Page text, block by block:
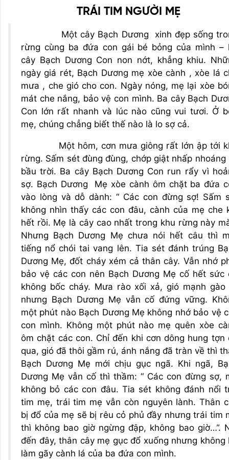
TRÁI TIM NGƯỜI MẸ
Một cây Bạch Dương xinh đẹp sống
rừng cùng ba đứa con gái bé bỏng của mình –
cây Bạch Dương Con non nớt, khẳng khiu.
ngày giá rét, Bạch Dương mẹ xòe cành , xòe lá
mưa , che gió cho con. Ngày nóng, mẹ lại xòe
mát che nắng, bảo vệ con mình. Ba cây Bạch
Con lớn rất nhanh và lúc nào cũng vui tươi. Ở
mẹ, chúng chẳng biết thế nào là lo sợ cả.
Một hôm, cơn mưa giông rất lớn ập tới
rừng. Sấm sét đùng đùng, chớp giật nhấp nhoáng
bầu trời. Ba cây Bạch Dương Con run rẩy vì
sợ. Bạch Dương Mẹ xòe cành ôm chặt ba đứa
vào lòng và dỗ dành: “ Các con đừng sợ! Sấm
không nhìn thấy các con đâu, cành của mẹ che
hết rồi. Mẹ là cây cao nhất trong khu rừng này
Nhưng Bạch Dương Mẹ chưa nói hết câu thì
tiếng nổ chói tai vang lên. Tia sét đánh trúng
Dương Mẹ, đốt cháy xém cả thân cây. Vẫn nhớ
bảo vệ các con nên Bạch Dương Mẹ cố hết sức
không bốc cháy. Mưa rào xối xả, gió mạnh gào
nhưng Bạch Dương Mẹ vẫn cố đứng vững.
một phút nào Bạch Dương Mẹ không nhớ bảo vệ
con mình. Không một phút nào mẹ quên xòe
ôm chặt các con. Chỉ đến khi cơn dông hung tợn
qua, gió đã thôi gầm rú, ánh nắng đã tràn về thì
Bạch Dương Mẹ mới chịu gục ngã. Khi ngã,
Dương Mẹ vẫn cố thì thầm: “ Các con đừng sợ,
không bỏ các con đâu. Tia sét không đánh nổi
tim mẹ, trái tim mẹ vẫn còn nguyên lành. Thân
bị đổ của mẹ sẽ bị rêu cỏ phủ đầy nhưng trái tim
thì không bao giờ ngừng đập, không bao giờ…”.
đến đây, thân cây mẹ gục đổ xuống nhưng không
làm gãy cành lá của ba đứa con mình.